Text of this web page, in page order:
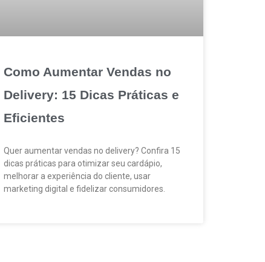
Como Aumentar Vendas no
Delivery: 15 Dicas Práticas e
Eficientes
Quer aumentar vendas no delivery? Confira 15
dicas práticas para otimizar seu cardápio,
melhorar a experiência do cliente, usar
marketing digital e fidelizar consumidores.